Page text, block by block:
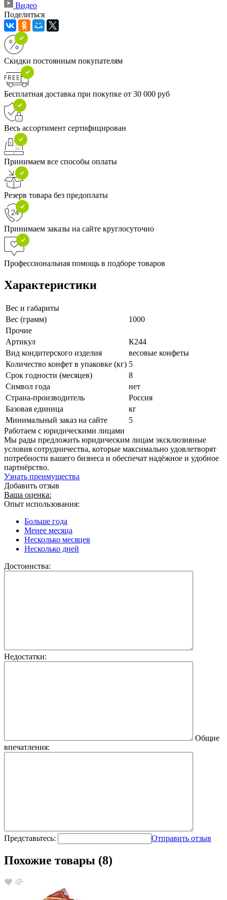
Видео
Поделиться
Скидки постоянным покупателям
Бесплатная доставка при покупке от 30 000 руб
Весь ассортимент сертифицирован
Принимаем все способы оплаты
Резерв товара без предоплаты
Принимаем заказы на сайте круглосуточно
Профессиональная помощь в подборе товаров
Характеристики
Вес и габариты
Вес (грамм)
1000
Прочие
Артикул
К244
Вид кондитерского изделия
весовые конфеты
Количество конфет в упаковке (кг) 5
Срок годности (месяцев)
8
Символ года
нет
Страна-производитель
Россия
Базовая единица
кг
Минимальный заказ на сайте
5
Работаем с юридическими лицами
Мы рады предложить юридическим лицам эксклюзивные
условия сотрудничества, которые максимально удовлетворят
потребности вашего бизнеса и обеспечат надёжное и удобное
партнёрство.
Узнать преимущества
Добавить отзыв
Ваша оценка:
Опыт использования:
Больше года
Менее месяца
Несколько месяцев
Несколько дней
Достоинства:
Недостатки:
Общие
впечатления:
Представьтесь: Отправить отзыв
Похожие товары (8)